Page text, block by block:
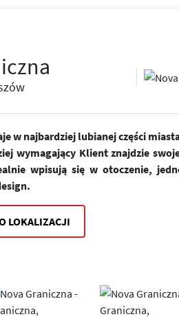
w najbardziej lubianej części
wymagający Klient znajdzie
wpisują się w otoczenie,
LOKALIZACJI